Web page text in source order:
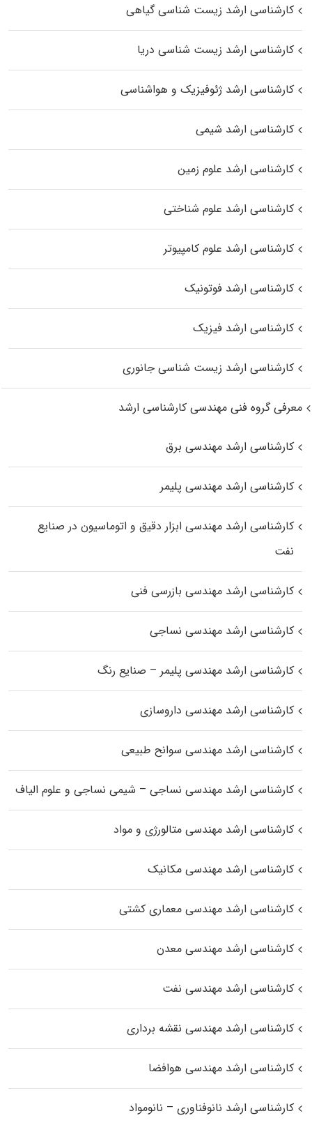
کارشناسی ارشد زیست‌ شناسی گیاهی
کارشناسی ارشد زیست‌ شناسی دریا
کارشناسی ارشد ژئوفیزیک و هواشناسی
کارشناسی ارشد شیمی
کارشناسی ارشد علوم زمین
کارشناسی ارشد علوم شناختی
کارشناسی ارشد علوم کامپیوتر
کارشناسی ارشد فوتونیک
کارشناسی ارشد فیزیک
کارشناسی ارشد زیست‌ شناسی جانوری
معرفی گروه فنی مهندسی کارشناسی ارشد
کارشناسی ارشد مهندسی برق
کارشناسی ارشد مهندسی پلیمر
کارشناسی ارشد مهندسی ابزار دقیق و اتوماسیون در صنایع
نفت
کارشناسی ارشد مهندسی بازرسی فنی
کارشناسی ارشد مهندسی نساجی
کارشناسی ارشد مهندسی پلیمر – صنایع رنگ
کارشناسی ارشد مهندسی داروسازی
کارشناسی ارشد مهندسی سوانح طبیعی
کارشناسی ارشد مهندسی نساجی – شیمی نساجی و علوم الیاف
کارشناسی ارشد مهندسی متالورژی و مواد
کارشناسی ارشد مهندسی مکانیک
کارشناسی ارشد مهندسی معماری کشتی
کارشناسی ارشد مهندسی معدن
کارشناسی ارشد مهندسی نفت
کارشناسی ارشد مهندسی نقشه برداری
کارشناسی ارشد مهندسی هوافضا
کارشناسی ارشد نانوفناوری – نانومواد